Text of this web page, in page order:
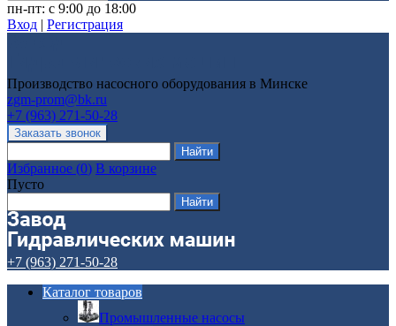
пн-пт: с 9:00 до 18:00
Вход | Регистрация
Производство насосного оборудования в Минске
zgm-prom@bk.ru
+7 (963) 271-50-28
Избранное (0) В корзине
Пусто
+7 (963) 271-50-28
Каталог товаров
Промышленные насосы